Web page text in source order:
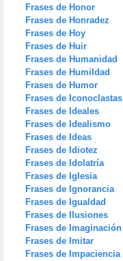
Frases de Honor
Frases de Honradez
Frases de Hoy
Frases de Huir
Frases de Humanidad
Frases de Humildad
Frases de Humor
Frases de Iconoclastas
Frases de Ideales
Frases de Idealismo
Frases de Ideas
Frases de Idiotez
Frases de Idolatría
Frases de Iglesia
Frases de Ignorancia
Frases de Igualdad
Frases de Ilusiones
Frases de Imaginación
Frases de Imitar
Frases de Impaciencia